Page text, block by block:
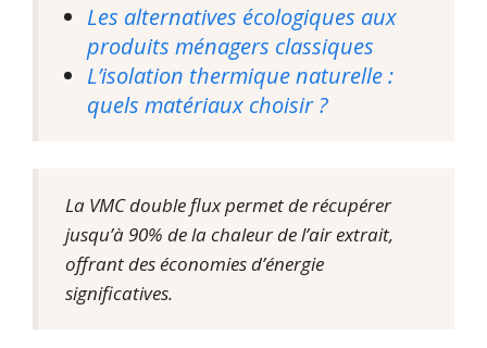
Les alternatives écologiques aux
produits ménagers classiques
L’isolation thermique naturelle :
quels matériaux choisir ?
La VMC double flux permet de récupérer
jusqu’à 90% de la chaleur de l’air extrait,
offrant des économies d’énergie
significatives.